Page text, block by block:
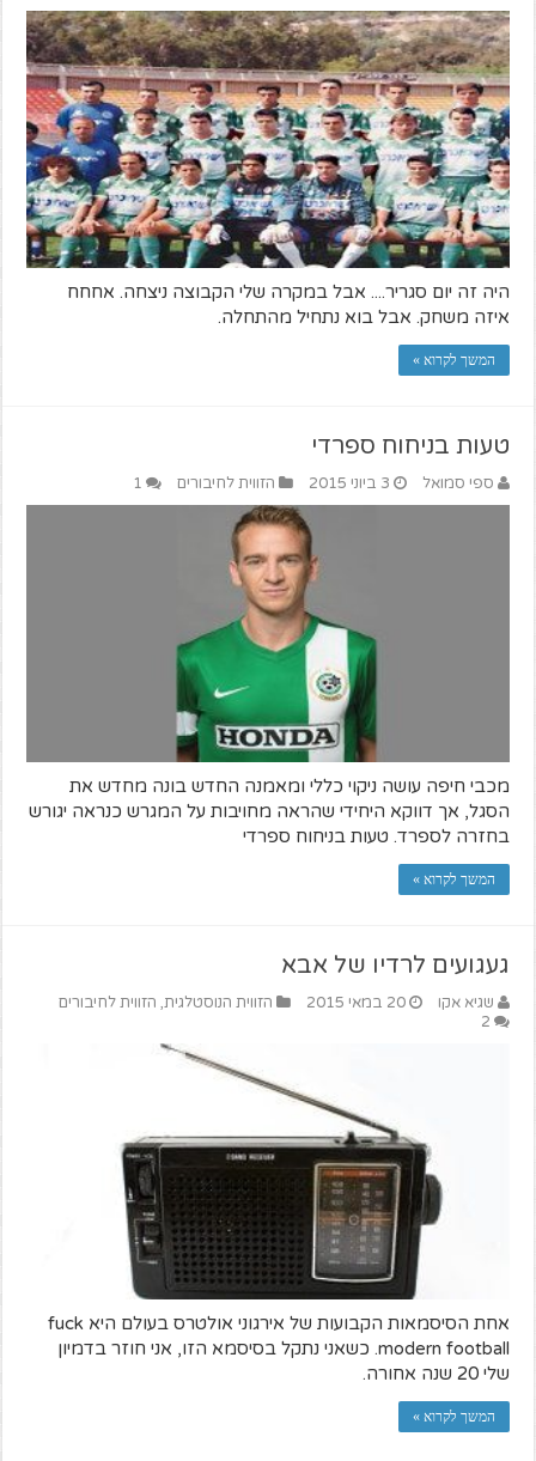
היה זה יום סגריר.... אבל במקרה שלי הקבוצה ניצחה. אחחח
איזה משחק. אבל בוא נתחיל מהתחלה.
המשך לקרוא »
טעות בניחוח ספרדי
ספי סמואל 3 ביוני 2015 הזווית לחיבורים 1
מכבי חיפה עושה ניקוי כללי ומאמנה החדש בונה מחדש את
הסגל, אך דווקא היחידי שהראה מחויבות על המגרש כנראה יגורש
בחזרה לספרד. טעות בניחוח ספרדי
המשך לקרוא »
געגועים לרדיו של אבא
שגיא אקו 20 במאי 2015 הזווית הנוסטלגית, הזווית לחיבורים
2
אחת הסיסמאות הקבועות של אירגוני אולטרס בעולם היא fuck
modern football. כשאני נתקל בסיסמא הזו, אני חוזר בדמיון
שלי 20 שנה אחורה.
המשך לקרוא »